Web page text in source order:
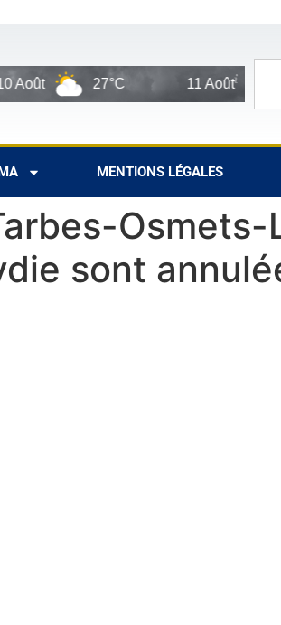
27°C 11 Août
MENTIONS LÉGALES
sont